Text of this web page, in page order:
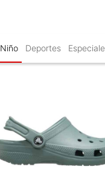
Niño Deportes